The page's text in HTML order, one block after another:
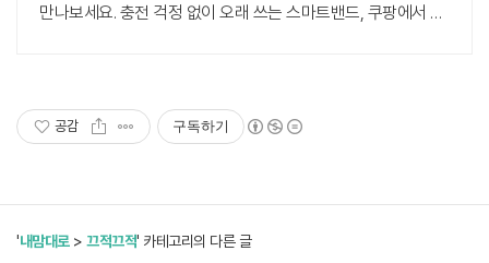
만나보세요. 충전 걱정 없이 오래 쓰는 스마트밴드, 쿠팡에서 편
공감 구독하기
'내맘대로> 끄적끄적' 카테고리의 다른 글